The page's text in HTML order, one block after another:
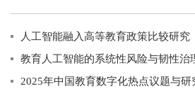
人工智能融入高等教育政策比较研究
教育人工智能的系统性风险与韧性治
2025年中国教育数字化热点议题与研